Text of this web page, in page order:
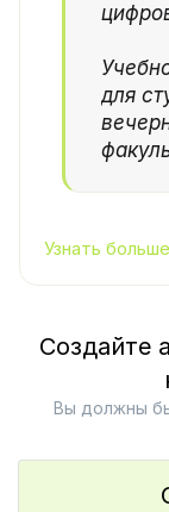
для
Узнать
Создайте
Вы должны